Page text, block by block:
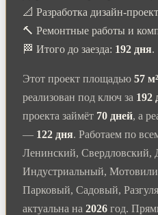
📐 Разработка дизайн-
🔨 Ремонтные работы и
🏁 Итого до заезда: 192 дня.
Этот проект площадью 57 м²
реализован под ключ за 192
проекта займёт 70 дней, а
— 122 дня. Работаем по
Ленинский, Свердловский,
Индустриальный,
Парковый, Садовый,
актуальна на 2026 год.